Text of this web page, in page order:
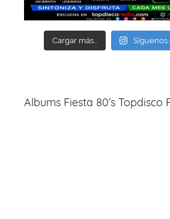
Cargar más... Síguenos
Albums Fiesta 80’s Topdisco